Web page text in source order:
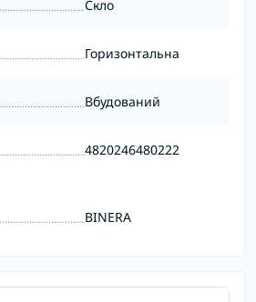
Скло
Горизонтальна
Вбудований
4820246480222
BINERA